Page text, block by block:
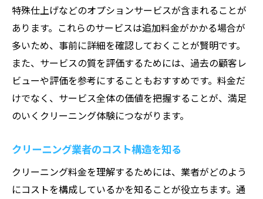
特殊仕上げなどのオプションサービスが含まれることが
あります。これらのサービスは追加料金がかかる場合が
多いため、事前に詳細を確認しておくことが賢明です。
また、サービスの質を評価するためには、過去の顧客レ
ビューや評価を参考にすることもおすすめです。料金だ
けでなく、サービス全体の価値を把握することが、満足
のいくクリーニング体験につながります。
クリーニング業者のコスト構造を知る
クリーニング料金を理解するためには、業者がどのよう
にコストを構成しているかを知ることが役立ちます。通